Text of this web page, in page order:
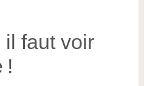
il faut voir
!